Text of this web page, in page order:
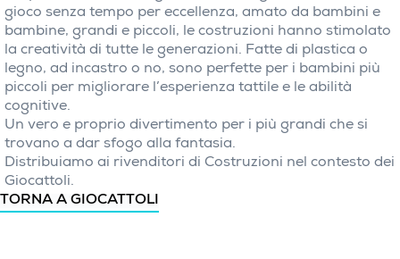
gioco senza tempo per eccellenza, amato da bambini e
bambine, grandi e piccoli, le costruzioni hanno stimolato
la creatività di tutte le generazioni. Fatte di plastica o
legno, ad incastro o no, sono perfette per i bambini più
piccoli per migliorare l’esperienza tattile e le abilità
cognitive.
Un vero e proprio divertimento per i più grandi che si
trovano a dar sfogo alla fantasia.
Distribuiamo ai rivenditori di Costruzioni nel contesto dei
Giocattoli.
TORNA A GIOCATTOLI